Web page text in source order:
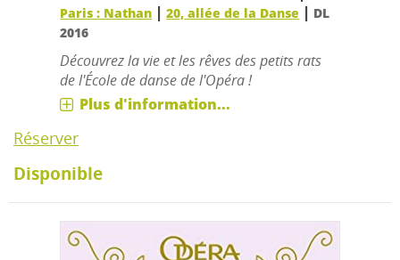
Paris : Nathan |20, allée de la Danse | DL
2016
Découvrez la vie et les rêves des petits rats
de l'École de danse de l'Opéra !
Plus d'information...
Réserver
Disponible